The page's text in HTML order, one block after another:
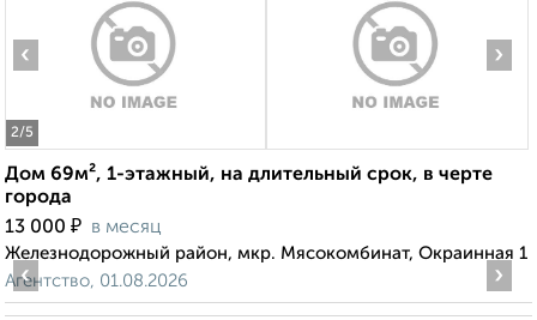
2/5
‹ ›
Дом 69м², 1-этажный, на длительный срок, в черте
города
13 000 ₽ в месяц
Железнодорожный район, мкр. Мясокомбинат, Окраинная 1
Агентство, 01.08.2026
‹ ›